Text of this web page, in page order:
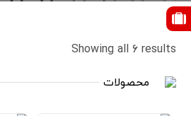
Showing all 6 results
محصولات